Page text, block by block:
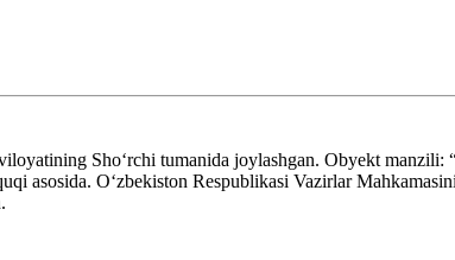
Shoʻrchi tumanida joylashgan. Obyekt manzili:
asosida. Oʻzbekiston Respublikasi Vazirlar